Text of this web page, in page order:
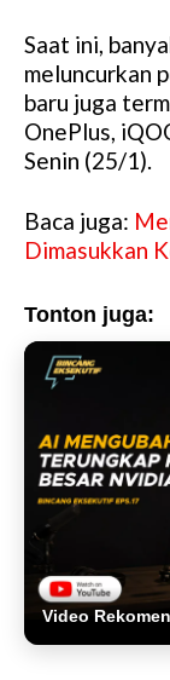
Saat ini,
meluncurkan
baru juga
OnePlus,
Senin (25/1).
Baca juga:
Dimasukkan
Tonton juga:
Video